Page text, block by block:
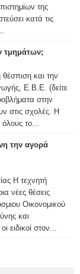
της
κατά τις
τμημάτων;
θέσπιση και την
Ε.Β.Ε. (δείτε
στην
στις σχολές. Η
το...
την αγορά
Η τεχνητή
νέες θέσεις
Οικονομικού
και
ειδικοί στον...